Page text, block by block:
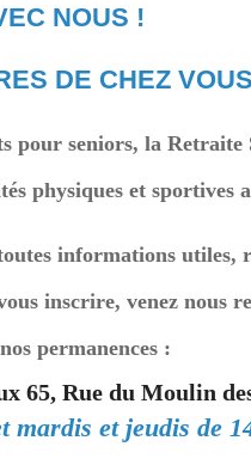
NOUS !
DE CHEZ
pour seniors, la Retraite
physiques et sportives
informations utiles,
inscrire, venez nous
permanences :
65, Rue du Moulin
mardis et jeudis de